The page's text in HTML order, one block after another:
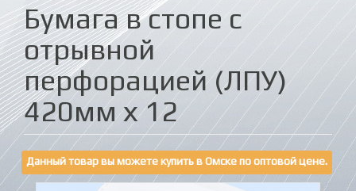
Бумага в стопе с
отрывной
перфорацией (ЛПУ)
420мм х 12
Данный товар вы можете купить в Омске по оптовой цене.